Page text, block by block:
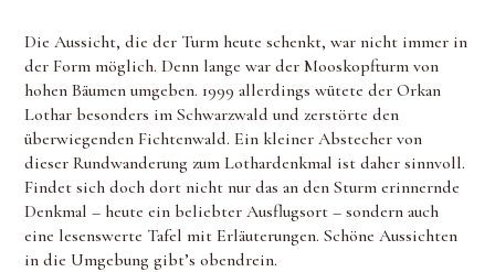
Die Aussicht, die der Turm heute schenkt, war nicht immer in
der Form möglich. Denn lange war der Mooskopfturm von
hohen Bäumen umgeben. 1999 allerdings wütete der Orkan
Lothar besonders im Schwarzwald und zerstörte den
überwiegenden Fichtenwald. Ein kleiner Abstecher von
dieser Rundwanderung zum Lothardenkmal ist daher sinnvoll.
Findet sich doch dort nicht nur das an den Sturm erinnernde
Denkmal – heute ein beliebter Ausflugsort – sondern auch
eine lesenswerte Tafel mit Erläuterungen. Schöne Aussichten
in die Umgebung gibt’s obendrein.